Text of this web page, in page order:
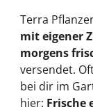
Terra
mit eigener
morgens
versendet.
bei dir im
hier: Frische